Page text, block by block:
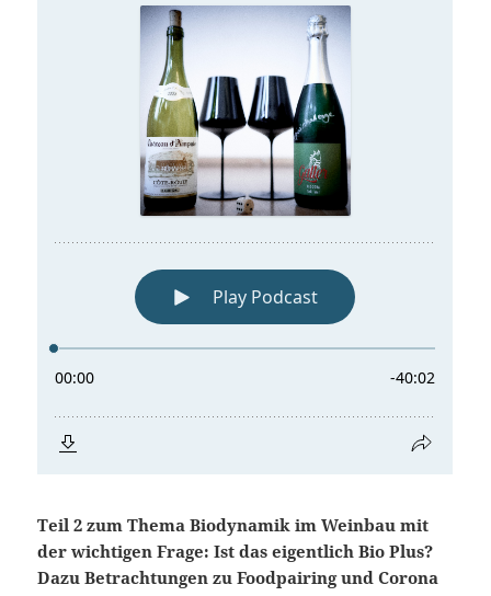
Teil 2 zum Thema Biodynamik im Weinbau mit
der wichtigen Frage: Ist das eigentlich Bio Plus?
Dazu Betrachtungen zu Foodpairing und Corona